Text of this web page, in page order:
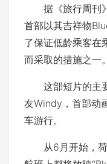
据《旅行周刊》
首部以其吉祥物
了保证低龄乘客在
而采取的措施之一。
这部短片的主要
友Windy，首部动
车游行。
从6月开始，荷